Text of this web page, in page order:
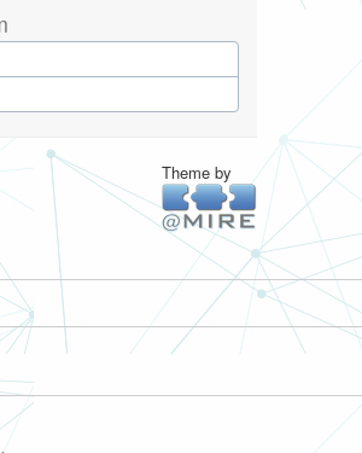
Theme by